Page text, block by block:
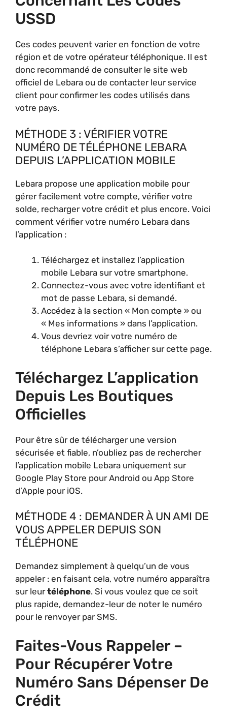
USSD
Ces codes peuvent varier en fonction de votre
région et de votre opérateur téléphonique. Il est
donc recommandé de consulter le site web
officiel de Lebara ou de contacter leur service
client pour confirmer les codes utilisés dans
votre pays.
MÉTHODE 3 : VÉRIFIER VOTRE
NUMÉRO DE TÉLÉPHONE LEBARA
DEPUIS L’APPLICATION MOBILE
Lebara propose une application mobile pour
gérer facilement votre compte, vérifier votre
solde, recharger votre crédit et plus encore. Voici
comment vérifier votre numéro Lebara dans
l’application :
Téléchargez et installez l’application
mobile Lebara sur votre smartphone.
Connectez-vous avec votre identifiant et
mot de passe Lebara, si demandé.
Accédez à la section « Mon compte » ou
« Mes informations » dans l’application.
Vous devriez voir votre numéro de
téléphone Lebara s’afficher sur cette page.
Téléchargez L’application
Depuis Les Boutiques
Officielles
Pour être sûr de télécharger une version
sécurisée et fiable, n’oubliez pas de rechercher
l’application mobile Lebara uniquement sur
Google Play Store pour Android ou App Store
d’Apple pour iOS.
MÉTHODE 4 : DEMANDER À UN AMI DE
VOUS APPELER DEPUIS SON
TÉLÉPHONE
Demandez simplement à quelqu’un de vous
appeler : en faisant cela, votre numéro apparaîtra
sur leurtéléphone. Si vous voulez que ce soit
plus rapide, demandez-leur de noter le numéro
pour le renvoyer par SMS.
Faites-Vous Rappeler –
Pour Récupérer Votre
Numéro Sans Dépenser De
Crédit